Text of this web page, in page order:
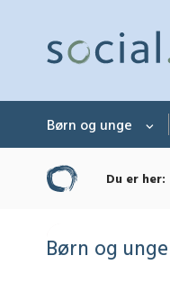
Børn og unge
Du er her:
Børn og unge